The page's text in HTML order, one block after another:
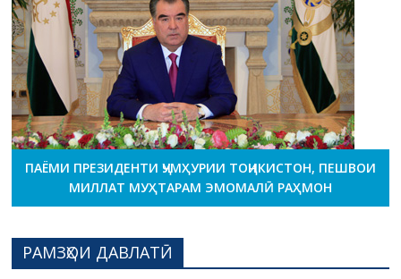
ПАЁМИ ПРЕЗИДЕНТИ ҶУМҲУРИИ ТОҶИКИСТОН, ПЕШВОИ
МИЛЛАТ МУҲТАРАМ ЭМОМАЛӢ РАҲМОН
РАМЗҲОИ ДАВЛАТӢ